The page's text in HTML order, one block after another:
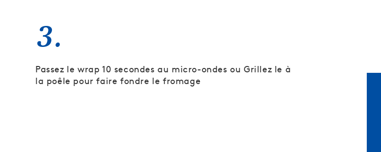
3.
Passez le wrap 10 secondes au micro-ondes ou Grillez le à
la poêle pour faire fondre le fromage